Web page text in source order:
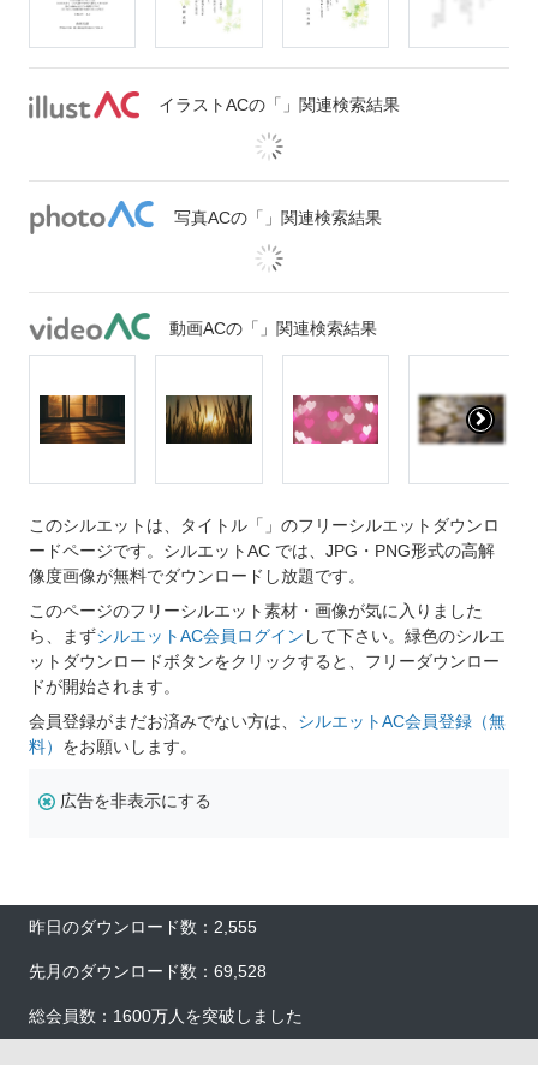
イラストACの「」関連検索結果
写真ACの「」関連検索結果
動画ACの「」関連検索結果
このシルエットは、タイトル「」のフリーシルエットダウンロ
ードページです。シルエットAC では、JPG・PNG形式の高解
像度画像が無料でダウンロードし放題です。
このページのフリーシルエット素材・画像が気に入りました
ら、まずシルエットAC会員ログイン して下さい。緑色のシルエ
ットダウンロードボタンをクリックすると、フリーダウンロー
ドが開始されます。
会員登録がまだお済みでない方は、 シルエットAC会員登録（無
料） をお願いします。
広告を非表示にする
昨日のダウンロード数：2,555
先月のダウンロード数：69,528
総会員数：1600万人を突破しました